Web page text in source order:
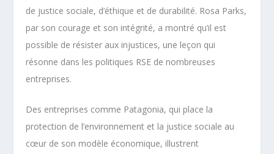
de justice sociale, d’éthique et de durabilité. Rosa Parks,
par son courage et son intégrité, a montré qu’il est
possible de résister aux injustices, une leçon qui
résonne dans les politiques RSE de nombreuses
entreprises.
Des entreprises comme Patagonia, qui place la
protection de l’environnement et la justice sociale au
cœur de son modèle économique, illustrent